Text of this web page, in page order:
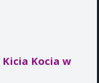
Kicia Kocia w